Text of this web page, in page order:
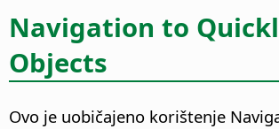
Navigation to
Objects
Ovo je uobičajeno korištenje